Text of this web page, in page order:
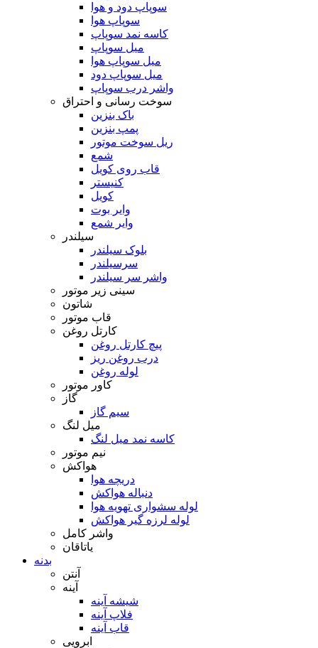
سوپاپ دود و هوا
سوپاپ هوا
کاسه نمد سوپاپ
میل سوپاپ
میل سوپاپ هوا
میل سوپاپ دود
واشر درب سوپاپ
سوخت رسانی و احتراق
باک بنزین
پمپ بنزین
ریل سوخت موتور
شمع
قاب روی کویل
کنیستر
کویل
وایر بوت
وایر شمع
سیلندر
بلوک سیلندر
سرسیلندر
واشر سر سیلندر
سینی زیر موتور
شاتون
قاب موتور
کارتل روغن
پیچ کارتل روغن
درب روغن ریز
لوله روغن
کاور موتور
گاز
سیم گاز
میل لنگ
کاسه نمد میل لنگ
نیم موتور
هواکش
دریچه هوا
دنباله هواکش
لوله سشواری تهویه هوا
لوله لرزه گیر هواکش
واشر کامل
یاتاقان
بدنه
آنتن
آینه
شیشه آینه
فلاپ آینه
قاب آینه
ابرویی